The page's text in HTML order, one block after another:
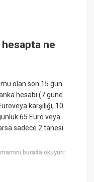
ne
olan son 15 gün
hesabı (7 güne
karşılığı, 10
65 Euro veya
sadece 2 tanesi
burada okuyun: